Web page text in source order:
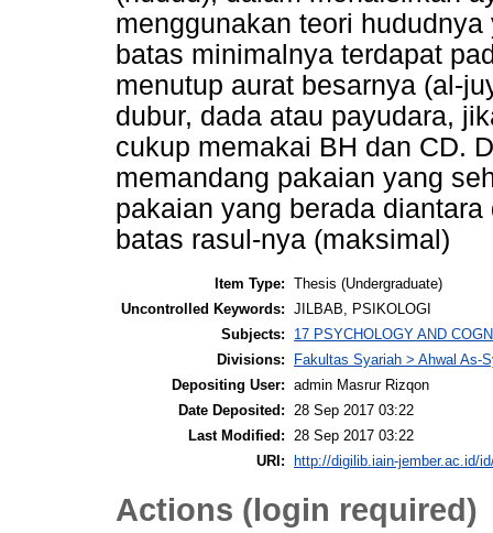
menggunakan teori
batas minimalnya terdapat
menutup aurat besarnya (al-
dubur, dada atau payudara,
cukup memakai BH dan CD.
memandang pakaian yang
pakaian yang berada
batas rasul-nya (maksimal)
Item Type: Thesis (Undergraduate)
Uncontrolled Keywords: JILBAB, PSIKOLOGI
Subjects:
17 PSYCHOLOGY AND
Divisions:
Fakultas Syariah > Ahwal As-
Depositing User: admin Masrur Rizqon
Date Deposited:
28 Sep 2017 03:22
Last Modified:
28 Sep 2017 03:22
URI:
http://digilib.iain-jember.ac.id/
Actions (login required)